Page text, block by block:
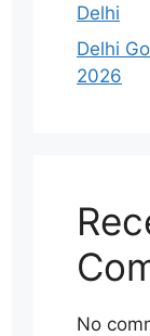
Delhi
Delhi
2026
No